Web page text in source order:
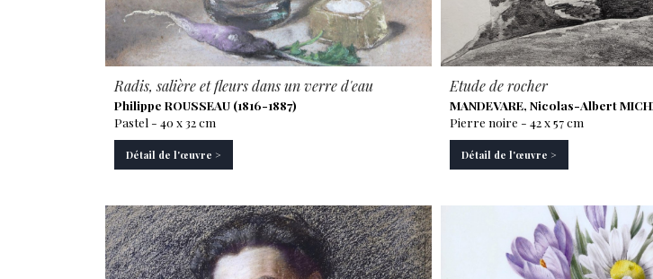
Radis, salière et fleurs dans un verre d'eau
Philippe ROUSSEAU (1816-1887)
Pastel - 40 x 32 cm
Détail de l'œuvre >
Etude de rocher
MANDEVARE, Nicolas-Albert
Pierre noire - 42 x 57 cm
Détail de l'œuvre >